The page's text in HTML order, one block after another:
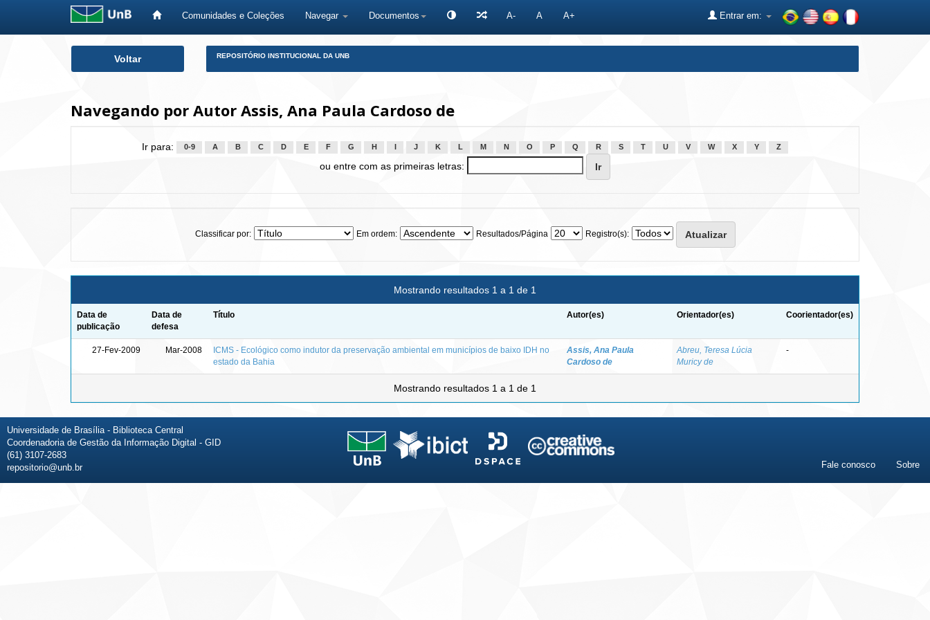
Comunidades e Coleções Navegar Documentos A- A A+ Entrar em:
Voltar REPOSITÓRIO INSTITUCIONAL DA UNB
Navegando por Autor Assis, Ana Paula Cardoso de
Ir para: 0-9 A B C D E F G H J K L M N O P Q R S T U V W X Y Z
ou entre com as primeiras letras:
Classificar por: Em ordem: Resultados/Página Registro(s):
Mostrando resultados 1 a 1 de 1
Data de
publicação
Data de
defesa
Título Autor(es) Orientador(es) Coorientador(es)
27-Fev-2009 Mar-2008
ICMS - Ecológico como indutor da preservação ambiental em municípios de baixo IDH no
estado da Bahia
Assis, Ana Paula
Cardoso de
Abreu, Teresa Lúcia
Muricy de
-
Mostrando resultados 1 a 1 de 1
Universidade de Brasília - Biblioteca Central
Coordenadoria de Gestão da Informação Digital - GID
(61) 3107-2683
repositorio@unb.br
Fale conosco Sobre